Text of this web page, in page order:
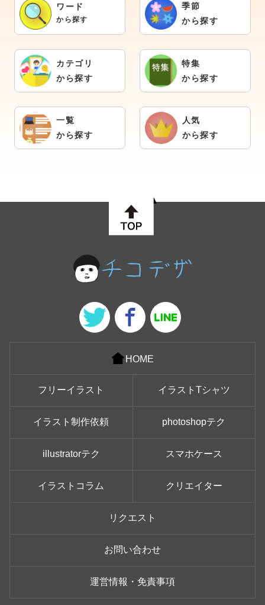
ワード
から探す
季節
から探す
カテゴリ
から探す
特集
から探す
一覧
から探す
人気
から探す
HOME
フリーイラスト イラストTシャツ
イラスト制作依頼 photoshopテク
illustratorテク スマホケース
イラストコラム クリエイター
リクエスト
お問い合わせ
運営情報・免責事項